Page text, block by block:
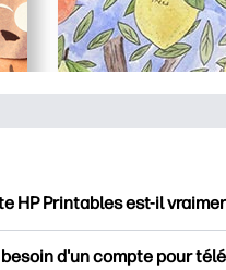
HP Printables est-il
d'un compte pour